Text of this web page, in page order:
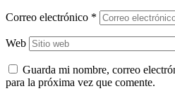
Correo electrónico *
Web
Guarda mi nombre, correo
para la próxima vez que comente.